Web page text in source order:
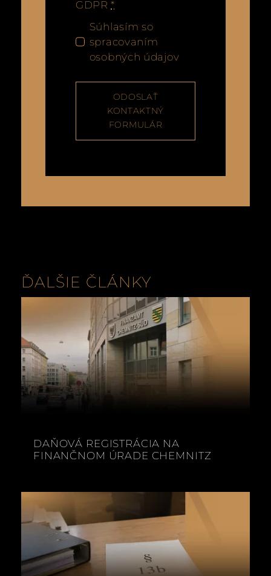
GDPR*
Súhlasím so
spracovaním
osobných údajov
ODOSLAŤ
KONTAKTNÝ
FORMULÁR
ĎALŠIE ČLÁNKY
DAŇOVÁ REGISTRÁCIA NA
FINANČNOM ÚRADE CHEMNITZ